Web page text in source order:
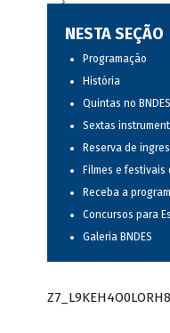
NESTA SEÇÃO
Programação
História
Quintas no BNDES
Sextas
Reserva de
Filmes e festivais
Receba a
Concursos para
Galeria BNDES